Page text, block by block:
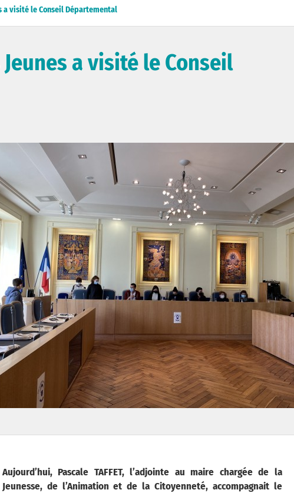
a visité le Conseil Départemental
a visité le Conseil
Aujourd’hui, Pascale TAFFET, l’adjointe au maire chargée de la
Jeunesse, de l’Animation et de la Citoyenneté, accompagnait le